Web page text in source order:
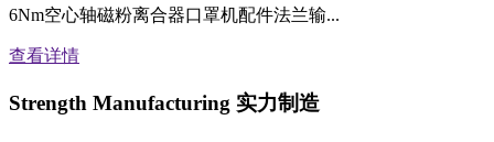
6Nm空心轴磁粉离合器口罩机配件法兰输...
查看详情
Strength Manufacturing 实力制造